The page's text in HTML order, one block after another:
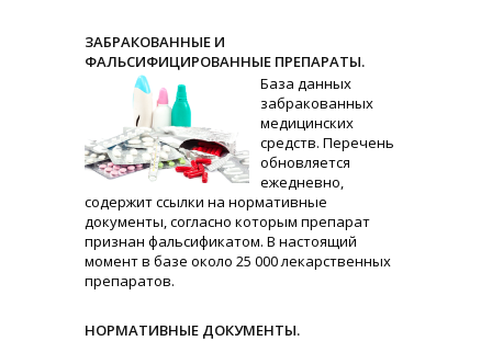
ЗАБРАКОВАННЫЕ И
ФАЛЬСИФИЦИРОВАННЫЕ ПРЕПАРАТЫ.
База данных
забракованных
медицинских
средств. Перечень
обновляется
ежедневно,
содержит ссылки на нормативные
документы, согласно которым препарат
признан фальсификатом. В настоящий
момент в базе около 25 000 лекарственных
препаратов.
НОРМАТИВНЫЕ ДОКУМЕНТЫ.